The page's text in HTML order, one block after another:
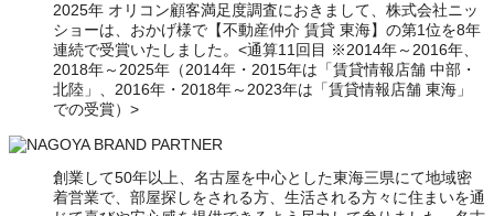
2025年 オリコン顧客満足度調査におきまして、株式会社ニッ
ショーは、おかげ様で【不動産仲介 賃貸 東海】の第1位を8年
連続で受賞いたしました。<通算11回目 ※2014年～2016年、
2018年～2025年（2014年・2015年は「賃貸情報店舗 中部・
北陸」、2016年・2018年～2023年は「賃貸情報店舗 東海」
での受賞）>
創業して50年以上、名古屋を中心とした東海三県にて地域密
着営業で、部屋探しをされる方、生活される方々に住まいを通